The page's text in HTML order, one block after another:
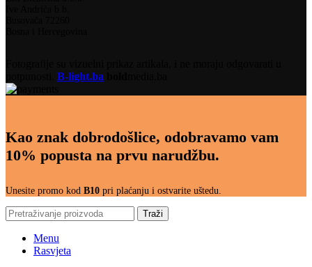
B-light.ba
Kao znak dobrodošlice, odobravamo vam
10% popusta na prvu narudžbu.
Unesite promo kod B10 pri plaćanju i ostvarite uštedu.
Traži
Menu
Rasvjeta